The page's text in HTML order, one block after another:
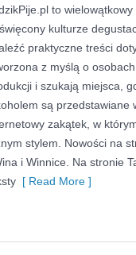
to
kulturze
praktyczne treści
z myślą o
i szukają miejsca,
są przedstawiane
zakątek, w
stylem. Nowości na
i Winnice. Na stronie
[ Read More ]